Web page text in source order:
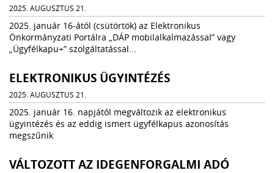
2025. AUGUSZTUS 21.
2025. január 16-ától (csütörtök) az Elektronikus
Önkormányzati Portálra „DÁP mobilalkalmazással” vagy
„Ügyfélkapu+” szolgáltatással...
ELEKTRONIKUS ÜGYINTÉZÉS
2025. AUGUSZTUS 21.
2025. január 16. napjától megváltozik az elektronikus
ügyintézés és az eddig ismert ügyfélkapus azonosítás
megszűnik
VÁLTOZOTT AZ IDEGENFORGALMI ADÓ